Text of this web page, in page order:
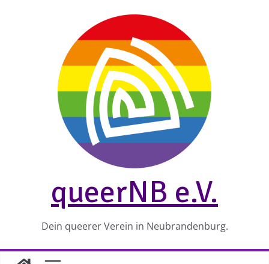
queerNB e.V.
Dein queerer Verein in Neubrandenburg.